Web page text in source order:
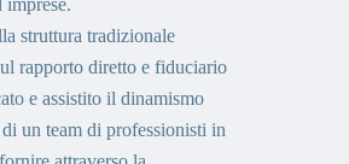
imprese.
struttura tradizionale
rapporto diretto e fiduciario
e assistito il dinamismo
un team di professionisti in